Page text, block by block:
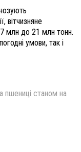
вітчизняне
млн до 21 млн тонн.
умови, так і
пшениці станом на